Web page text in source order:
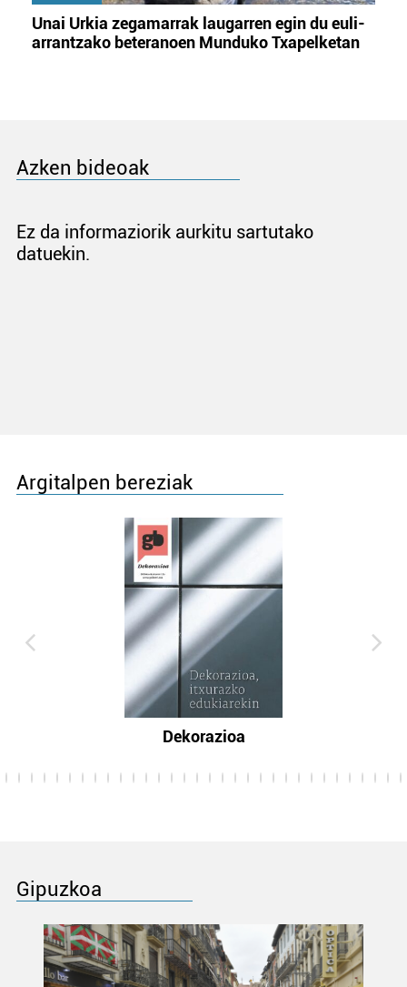
Unai Urkia zegamarrak laugarren egin du euli-
arrantzako beteranoen Munduko Txapelketan
Azken bideoak
Ez da informaziorik aurkitu sartutako
datuekin.
Argitalpen bereziak
Dekorazioa
Gipuzkoa